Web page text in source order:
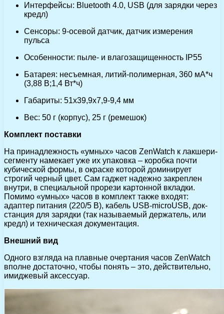
Интерфейсы: Bluetooth 4.0, USB (для зарядки через
кредл)
Сенсоры: 9-осевой датчик, датчик измерения
пульса
Особенности: пыле- и влагозащищенность IP55
Батарея: несъемная, литий-полимерная, 360 мА*ч
(3,88 В;1,4 Вт*ч)
Габариты: 51х39,9х7,9-9,4 мм
Вес: 50 г (корпус), 25 г (ремешок)
Комплект поставки
На принадлежность «умных» часов ZenWatch к лакшери-
сегменту намекает уже их упаковка – коробка почти
кубической формы, в окраске которой доминирует
строгий черный цвет. Сам гаджет надежно закреплен
внутри, в специальной прорези картонной вкладки.
Помимо «умных» часов в комплект также входят:
адаптер питания (220/5 В), кабель USB-microUSB, док-
станция для зарядки (так называемый держатель, или
кредл) и техническая документация.
Внешний вид
Одного взгляда на плавные очертания часов ZenWatch
вполне достаточно, чтобы понять – это, действительно,
имиджевый аксессуар.